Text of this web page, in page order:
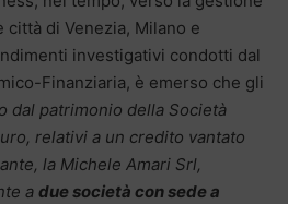
di Venezia, Milano e
investigativi condotti dal
Finanziaria, è emerso che gli
dal patrimonio della Società
relativi a un credito vantato
la Michele Amari Srl,
a due società con sede a